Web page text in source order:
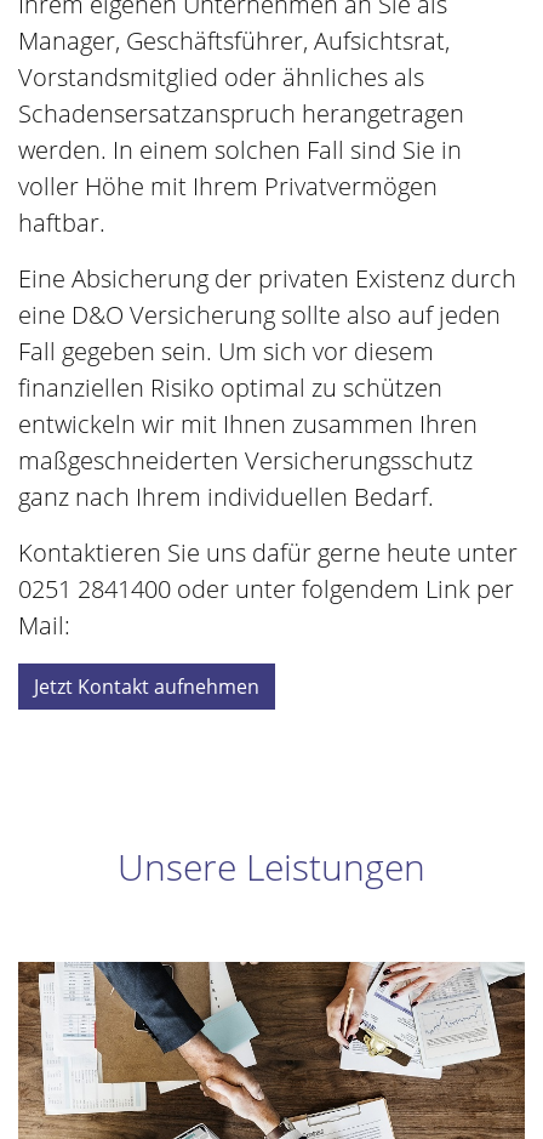
Manager, Geschäftsführer, Aufsichtsrat,
Vorstandsmitglied oder ähnliches als
Schadensersatzanspruch herangetragen
werden. In einem solchen Fall sind Sie in
voller Höhe mit Ihrem Privatvermögen
haftbar.
eine D&O Versicherung sollte also auf jeden
Fall gegeben sein.Um sich vor diesem
finanziellen Risiko optimal zu schützen
entwickeln wir mit Ihnen zusammen Ihren
maßgeschneiderten Versicherungsschutz
ganz nach Ihrem individuellen Bedarf.
0251 2841400 oder unter folgendem Link per
Mail:
Jetzt Kontakt aufnehmen
Unsere Leistungen